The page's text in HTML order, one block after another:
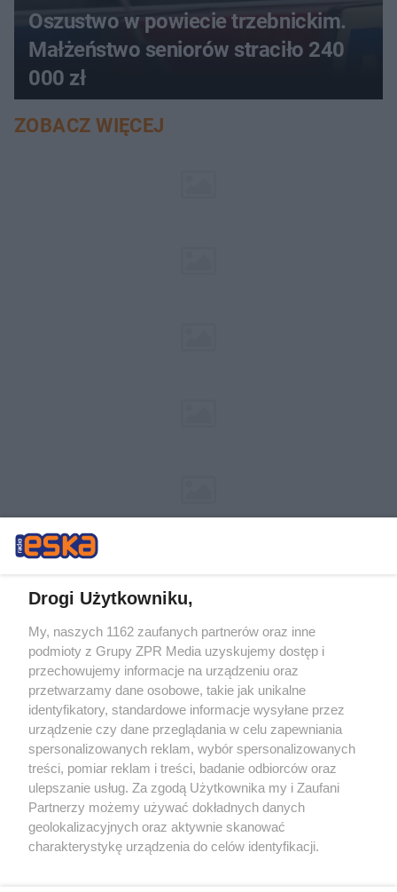
Oszustwo w powiecie trzebnickim.
Małżeństwo seniorów straciło 240
000 zł
ZOBACZ WIĘCEJ
Żaden utwór zamieszczony w serwisie nie może być powielany i
rozpowszechniany lub dalej rozpowszechniany w jakikolwiek sposób (w
tym także elektroniczny lub mechaniczny) na jakimkolwiek polu
eksploatacji w jakiejkolwiek formie, włącznie z umieszczaniem w
Internecie bez pisemnej zgody właściciela praw. Jakiekolwiek użycie lub
wykorzystanie utworów w całości lub w części z naruszeniem prawa,
tzn. bez właściwej zgody, jest zabronione pod groźbą kary i może być
ścigane prawnie.
Drogi Użytkowniku,
My, naszych 1162 zaufanych partnerów oraz inne
podmioty z Grupy ZPR Media uzyskujemy dostęp i
przechowujemy informacje na urządzeniu oraz
przetwarzamy dane osobowe, takie jak unikalne
identyfikatory, standardowe informacje wysyłane przez
urządzenie czy dane przeglądania w celu zapewniania
spersonalizowanych reklam, wybór spersonalizowanych
treści, pomiar reklam i treści, badanie odbiorców oraz
ulepszanie usług. Za zgodą Użytkownika my i Zaufani
Partnerzy możemy używać dokładnych danych
geolokalizacyjnych oraz aktywnie skanować
charakterystykę urządzenia do celów identyfikacji.